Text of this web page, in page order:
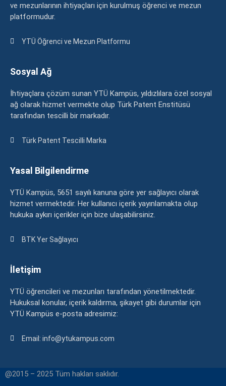
ve mezunlarının ihtiyaçları için kurulmuş öğrenci ve mezun
platformudur.
YTÜ Öğrenci ve Mezun Platformu
Sosyal Ağ
İhtiyaçlara çözüm sunan YTÜ Kampüs, yıldızlılara özel sosyal
ağ olarak hizmet vermekte olup Türk Patent Enstitüsü
tarafından tescilli bir markadır.
Türk Patent Tescilli Marka
Yasal Bilgilendirme
YTÜ Kampüs, 5651 sayılı kanuna göre yer sağlayıcı olarak
hizmet vermektedir. Her kullanıcı içerik yayınlamakta olup
hukuka aykırı içerikler için bize ulaşabilirsiniz.
BTK Yer Sağlayıcı
İletişim
YTÜ öğrencileri ve mezunları tarafından yönetilmektedir.
Hukuksal konular, içerik kaldırma, şikayet gibi durumlar için
YTÜ Kampüs e-posta adresimiz:
Email: info@ytukampus.com
@2015 – 2025 Tüm hakları saklıdır.